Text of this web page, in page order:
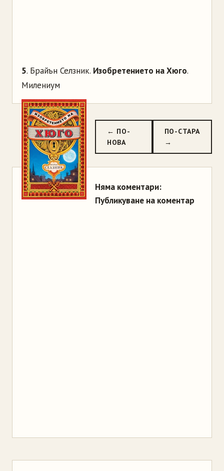
5. Брайън Селзник. Изобретението на Хюго.
Милениум
← ПО-
НОВА
ПО-СТАРА
→
Няма коментари:
Публикуване на коментар